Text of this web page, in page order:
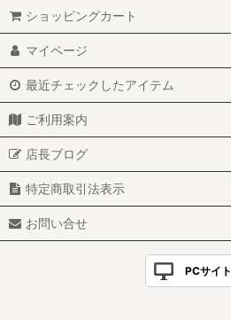
ショッピングカート
マイページ
最近チェックしたアイテム
ご利用案内
店長ブログ
特定商取引法表示
お問い合せ
PCサイト